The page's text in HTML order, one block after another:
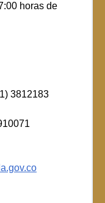
horas de
3812183